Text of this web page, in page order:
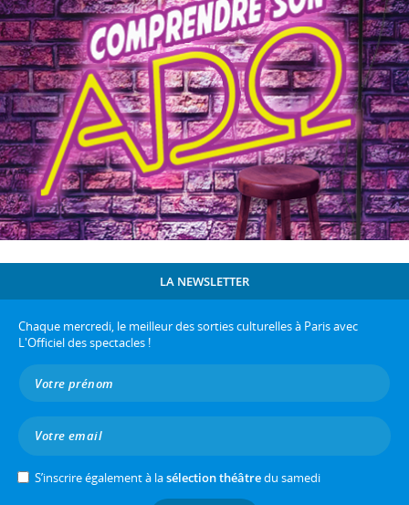
LA NEWSLETTER
Chaque mercredi, le meilleur des sorties culturelles à Paris avec
L'Officiel des spectacles !
S’inscrire également à lasélection théâtredu samedi